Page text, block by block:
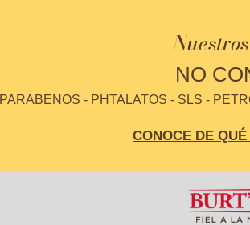
NO
PARABENOS - PHTALATOS - SLS -
CONOCE DE